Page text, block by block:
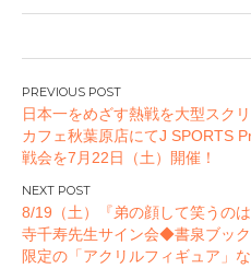
投
稿
ナ
ビ
ゲ
ー
シ
日本一をめざす熱戦を大型スク
カフェ秋葉原店にてJ SPORTS
戦会を7月22日（土）開催！
8/19（土）『弟の顔して笑うの
寺千寿先生サイン会◆書泉ブッ
限定の「アクリルフィギュア」な